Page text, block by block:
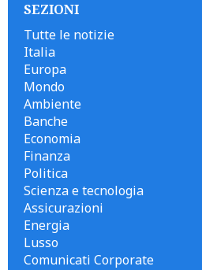
SEZIONI
Tutte le notizie
Italia
Europa
Mondo
Ambiente
Banche
Economia
Finanza
Politica
Scienza e tecnologia
Assicurazioni
Energia
Lusso
Comunicati Corporate